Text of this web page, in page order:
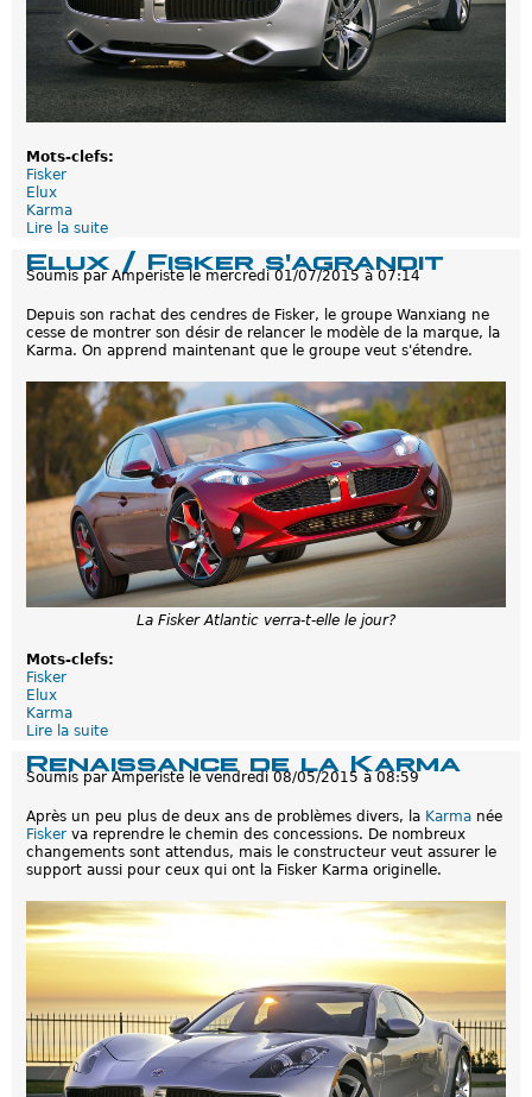
u
s
i
s
k
r
Mots-clefs:
Fisker
Elux
Karma
Lire la suite
k
e
r
e
c
u
t
e
Elux / Fisker s'agrandit
Soumis parAmperistele mercredi 01/07/2015 à 07:14
Depuis son rachat des cendres de Fisker, le groupe Wanxiang ne
cesse de montrer son désir de relancer le modèle de la marque, la
Karma. On apprend maintenant que le groupe veut s'étendre.
La Fisker Atlantic verra-t-elle le jour?
Mots-clefs:
Fisker
Elux
Karma
Lire la suite
E
x
/
F
i
k
e
r
s
a
g
r
a
n
d
Renaissance de la Karma
Soumis par Amperiste le vendredi 08/05/2015 à 08:59
Après un peu plus de deux ans de problèmes divers, la Karma née
Fisker va reprendre le chemin des concessions. De nombreux
changements sont attendus, mais le constructeur veut assurer le
support aussi pour ceux qui ont la Fisker Karma originelle.